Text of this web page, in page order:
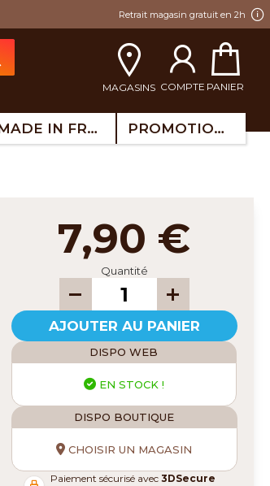
Retrait magasin gratuit en 2h
MAGASINS COMPTE PANIER
MADE IN FRANCE PROMOTIONS
7,90 €
Quantité
AJOUTER AU PANIER
DISPO WEB
EN STOCK !
DISPO BOUTIQUE
CHOISIR UN MAGASIN
Paiement sécurisé avec3DSecure